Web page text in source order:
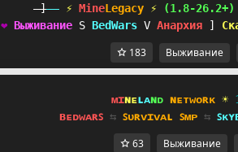
-]-- ⚡ MineLegacy ⚡ (1.8-26.2+)
❤ Выживание \ BedWars W Анархия K Ск
183 Выживание
ᴍɪɴᴇʟᴀɴᴅ ɴᴇᴛᴡᴏʀᴋ ☀
ʙᴇᴅᴡᴀʀꜱ ⇆ ꜱᴜʀᴠɪᴠᴀʟ ꜱᴍᴘ ⇆
63 Выживание